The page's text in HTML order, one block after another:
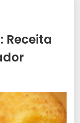
Receita